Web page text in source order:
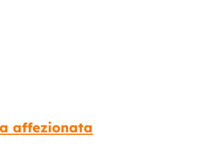
affezionata